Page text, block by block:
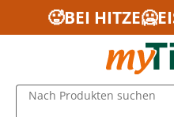
Zum Hauptinhalt springen
Zur Navigation springen
Zur Suche springen
🥵BEI
Nach Produkten suchen